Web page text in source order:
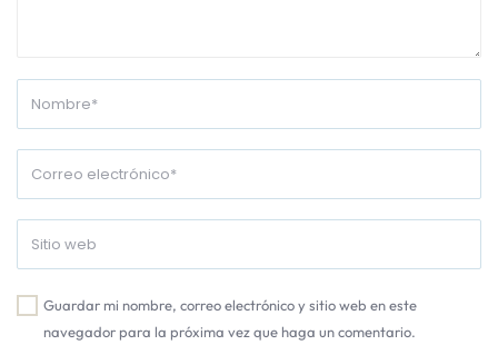
Guardar mi nombre, correo electrónico y sitio web en este
navegador para la próxima vez que haga un comentario.